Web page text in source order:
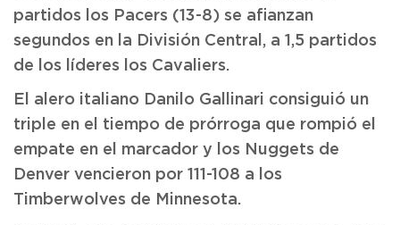
partidos los Pacers (13-8) se afianzan
segundos en la División Central, a 1,5 partidos
de los líderes los Cavaliers.
El alero italiano Danilo Gallinari consiguió un
triple en el tiempo de prórroga que rompió el
empate en el marcador y los Nuggets de
Denver vencieron por 111-108 a los
Timberwolves de Minnesota.